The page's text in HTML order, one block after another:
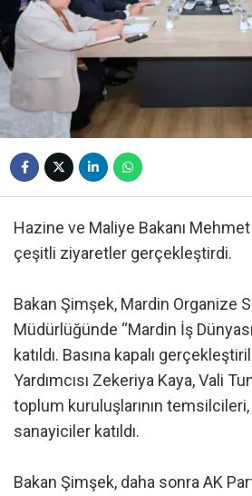
Hazine ve Maliye Bakanı
çeşitli ziyaretler gerçekleştirdi.
Bakan Şimşek, Mardin Organize
Müdürlüğünde “Mardin İş
katıldı. Basına kapalı
Yardımcısı Zekeriya Kaya, Vali
toplum kuruluşlarının temsilcileri,
sanayiciler katıldı.
Bakan Şimşek, daha sonra AK